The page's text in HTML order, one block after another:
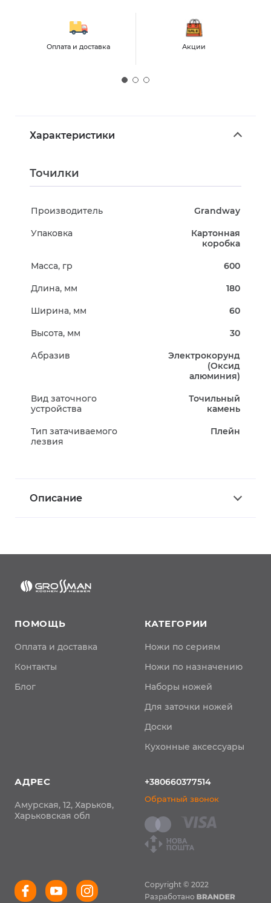
Оплата и доставка Акции
Характеристики
Точилки
Производитель Grandway
Упаковка
Картонная
коробка
Масса, гр 600
Длина, мм 180
Ширина, мм 60
Высота, мм 30
Абразив
Электрокорунд
(Оксид
алюминия)
Вид заточного
устройства
Точильный
камень
Тип затачиваемого
лезвия
Плейн
Описание
ПОМОЩЬ
Оплата и доставка
Контакты
Блог
КАТЕГОРИИ
Ножи по сериям
Ножи по назначению
Наборы ножей
Для заточки ножей
Доски
Кухонные аксессуары
АДРЕС
Амурская, 12, Харьков,
Харьковская обл
+380660377514
Обратный звонок
Copyright © 2022
Разработано